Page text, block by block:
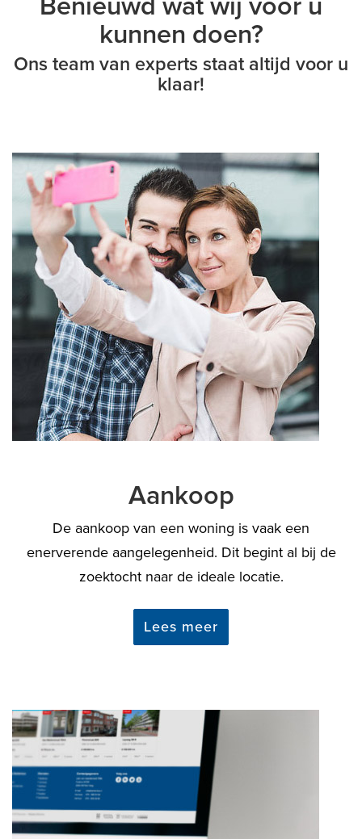
kunnen doen?
Ons team van experts staat altijd voor u
klaar!
Aankoop
De aankoop van een woning is vaak een
enerverende aangelegenheid. Dit begint al bij de
zoektocht naar de ideale locatie.
Lees meer